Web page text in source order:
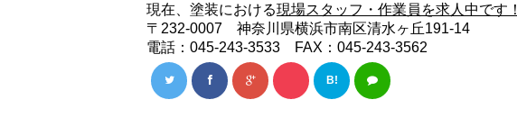
現在、塗装における現場スタッフ・作業員を求人中です！
〒232-0007 神奈川県横浜市南区清水ヶ丘191-14
電話：045-243-3533 FAX：045-243-3562
B!